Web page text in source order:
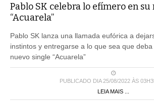
Pablo SK celebra lo efímero en
“Acuarela”
Pablo SK lanza una llamada eufórica a
instintos y entregarse a lo que sea que
nuevo single “Acuarela”
PUBLICADO DIA 25/08/2022 ÀS
LEIA MAIS ...